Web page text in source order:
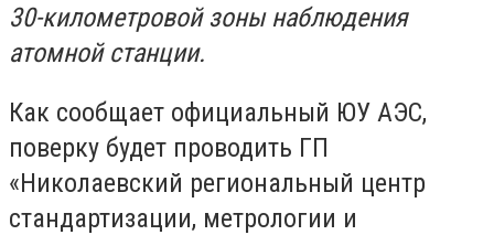
30-километровой зоны наблюдения
атомной станции.
Как сообщает официальный ЮУ АЭС,
поверку будет проводить ГП
«Николаевский региональный центр
стандартизации, метрологии и